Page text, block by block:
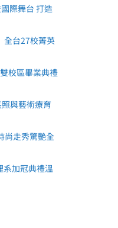
際舞台 打造
台27校菁英
校區畢業典禮
與藝術療育
尚走秀驚艷全
系加冠典禮溫